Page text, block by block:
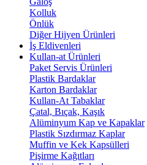
Kolluk
Önlük
Diğer Hijyen Ürünleri
İş Eldivenleri
Kullan-at Ürünleri
Paket Servis Ürünleri
Plastik Bardaklar
Karton Bardaklar
Kullan-At Tabaklar
Çatal, Bıçak, Kaşık
Alüminyum Kap ve Kapaklar
Plastik Sızdırmaz Kaplar
Muffin ve Kek Kapsülleri
Pişirme Kağıtları